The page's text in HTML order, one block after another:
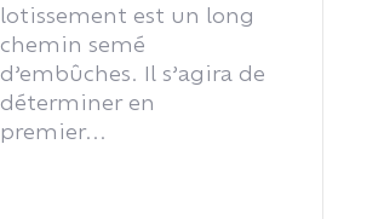
lotissement est un long
chemin semé
d’embûches. Il s’agira de
déterminer en
premier...